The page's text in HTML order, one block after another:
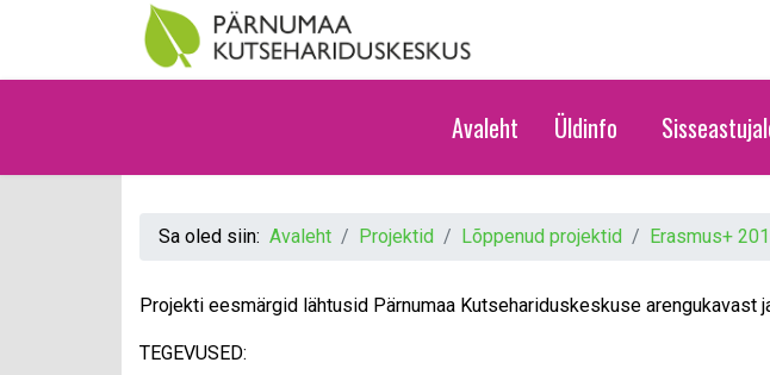
Avaleht Üldinfo
Sa oled siin: Avaleht Projektid Lõppenud projektid Erasmus+
Projekti eesmärgid lähtusid Pärnumaa Kutsehariduskeskuse arengukavast
TEGEVUSED: